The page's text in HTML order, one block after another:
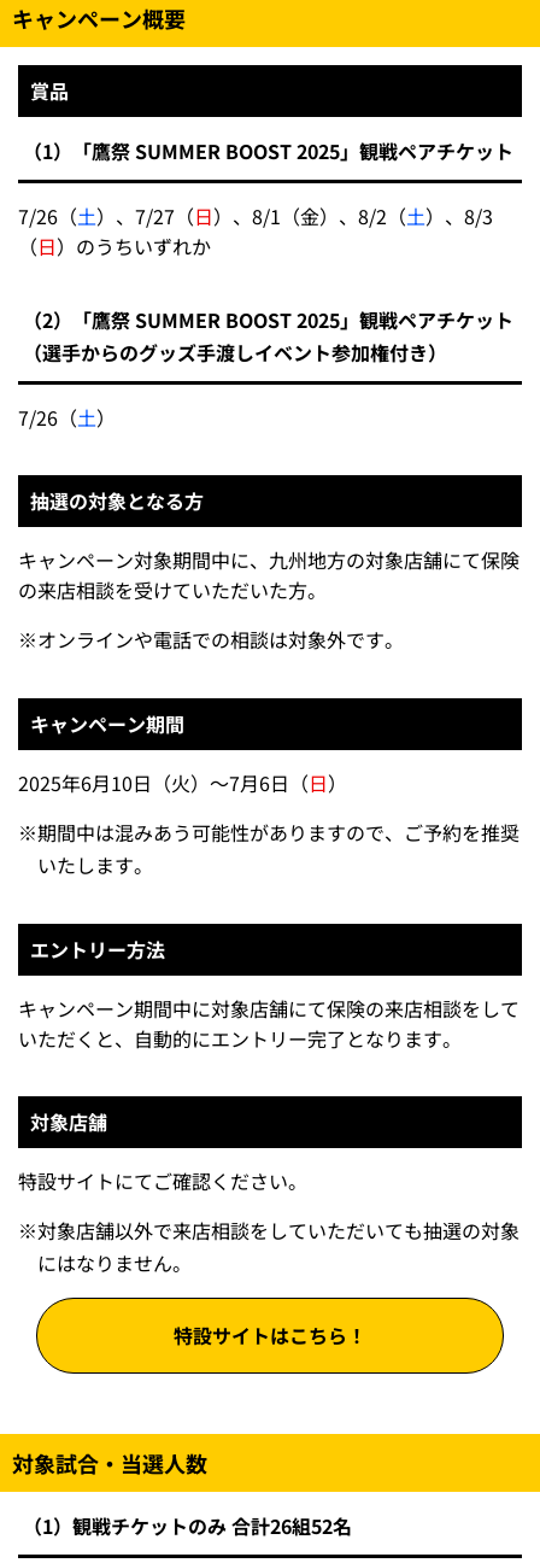
キャンペーン概要
賞品
（1）「鷹祭 SUMMER BOOST 2025」観戦ペアチケット
7/26（土）、7/27（日）、8/1（金）、8/2（土）、8/3
（日）のうちいずれか
（2）「鷹祭 SUMMER BOOST 2025」観戦ペアチケット
（選手からのグッズ手渡しイベント参加権付き）
7/26（土）
抽選の対象となる方
キャンペーン対象期間中に、九州地方の対象店舗にて保険
の来店相談を受けていただいた方。
※オンラインや電話での相談は対象外です。
キャンペーン期間
2025年6月10日（火）～7月6日（日）
※期間中は混みあう可能性がありますので、ご予約を推奨
いたします。
エントリー方法
キャンペーン期間中に対象店舗にて保険の来店相談をして
いただくと、自動的にエントリー完了となります。
対象店舗
特設サイトにてご確認ください。
※対象店舗以外で来店相談をしていただいても抽選の対象
にはなりません。
特設サイトはこちら！
対象試合・当選人数
（1）観戦チケットのみ 合計26組52名